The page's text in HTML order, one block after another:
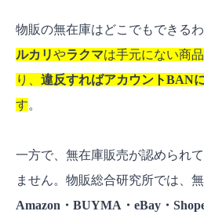
物販の無在庫はどこでもできる
ルカリやラクマは手元にない商
り、 違反すればアカウントBAN
す。
一方で、無在庫販売が認められ
ません。物販総合研究所では、
Amazon・BUYMA・eBay・